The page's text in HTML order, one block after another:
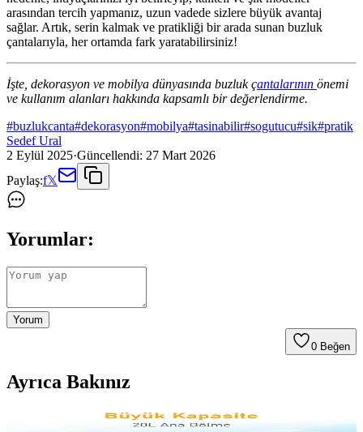
arasından tercih yapmanız, uzun vadede sizlere büyük avantaj
sağlar. Artık, serin kalmak ve pratikliği bir arada sunan buzluk
çantalarıyla, her ortamda fark yaratabilirsiniz!
İşte, dekorasyon ve mobilya dünyasında buzluk çantalarının önemi
ve kullanım alanları hakkında kapsamlı bir değerlendirme.
#buzlukcanta#dekorasyon#mobilya#tasinabilir#sogutucu#sik#pratik
Sedef Ural
2 Eylül 2025·Güncellendi: 27 Mart 2026
Paylaş:f𝕏
Yorumlar:
Yorum
0 Beğen
Ayrıca Bakınız